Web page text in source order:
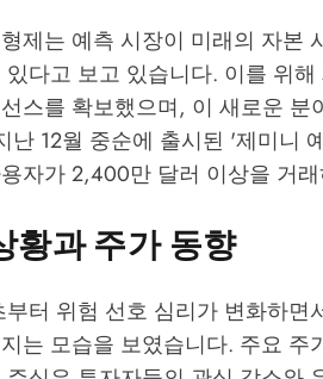
제는 예측 시장이 미래의 자본
있다고 보고 있습니다. 이를 위
스를 확보했으며, 이 새로운
난 12월 중순에 출시된 '제미니
자가 2,400만 달러 이상을 거
황과 주가 동향
터 위험 선호 심리가 변화하
는 모습을 보였습니다. 주요